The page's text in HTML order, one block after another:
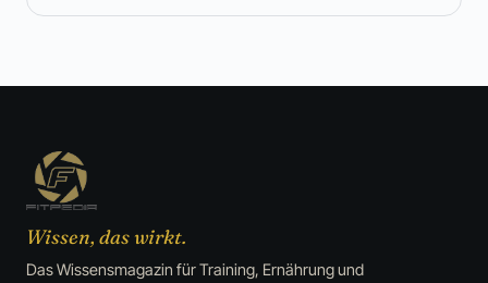
Wissen, das wirkt.
Das Wissensmagazin für Training, Ernährung und